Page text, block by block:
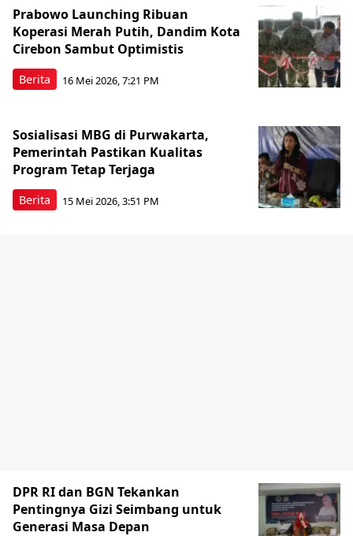
Berita
Prabowo Launching Ribuan
Koperasi Merah Putih, Dandim Kota
Cirebon Sambut Optimistis
16 Mei 2026, 7:21 PM
Berita
Sosialisasi MBG di Purwakarta,
Pemerintah Pastikan Kualitas
Program Tetap Terjaga
15 Mei 2026, 3:51 PM
DPR RI dan BGN Tekankan
Pentingnya Gizi Seimbang untuk
Generasi Masa Depan